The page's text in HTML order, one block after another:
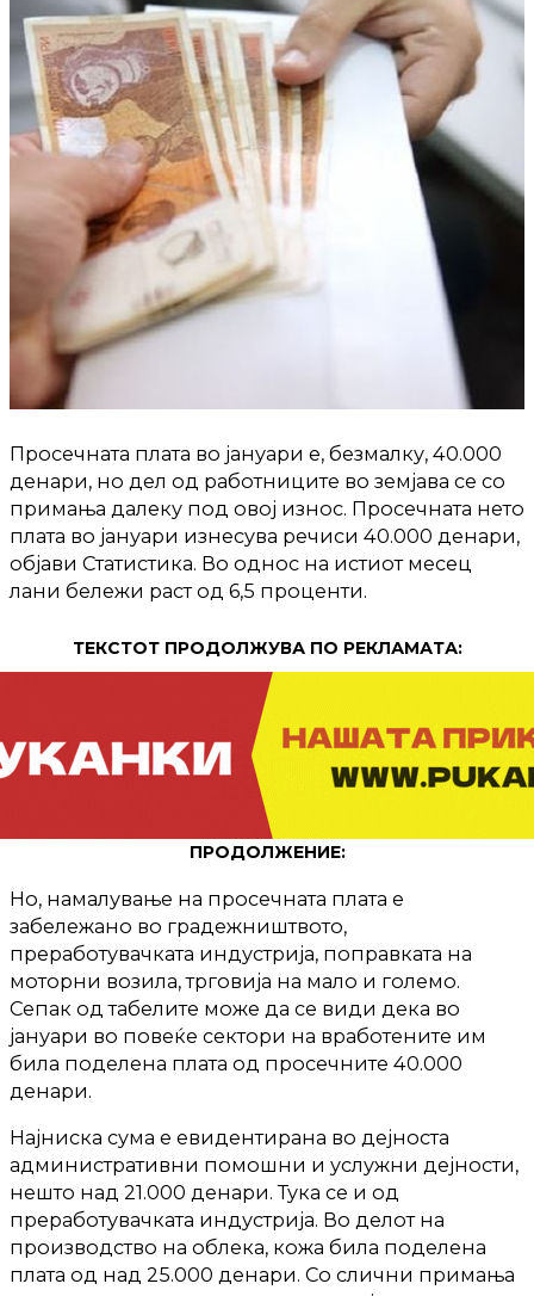
Просечната плата во јануари e, безмалку, 40.000
денари, но дел од работниците во земјава се со
примања далеку под овој износ. Просечната нето
плата во јануари изнесува речиси 40.000 денари,
објави Статистика. Во однос на истиот месец
лани бележи раст од 6,5 проценти.
ТЕКСТОТ ПРОДОЛЖУВА ПО РЕКЛАМАТА:
ПРОДОЛЖЕНИЕ:
Но, намалување на просечната плата е
забележано во градежништвото,
преработувачката индустрија, поправката на
моторни возила, трговија на мало и големо.
Сепак од табелите може да се види дека во
јануари во повеќе сектори на вработените им
била поделена плата од просечните 40.000
денари.
Најниска сума е евидентирана во дејноста
административни помошни и услужни дејности,
нешто над 21.000 денари. Тука се и од
преработувачката индустрија. Во делот на
производство на облека, кожа била поделена
плата од над 25.000 денари. Со слични примања